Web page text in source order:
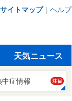
サイトマップ｜ ヘルプ
天気ニュース
中症情報 注目